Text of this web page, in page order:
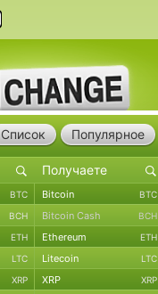
Список Популярное
BTC Bitcoin BTC
BCH Bitcoin Cash BCH
ETH Ethereum ETH
LTC Litecoin LTC
XRP XRP XRP